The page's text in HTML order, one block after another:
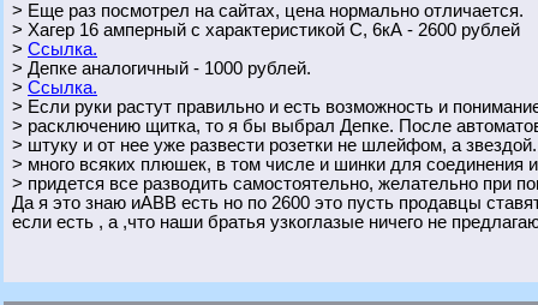
> Еще раз посмотрел на сайтах, цена нормально отличается.
> Хагер 16 амперный с характеристикой С, 6кА - 2600 рублей
> Ссылка.
> Депке аналогичный - 1000 рублей.
> Ссылка.
> Если руки растут правильно и есть возможность и
> расключению щитка, то я бы выбрал Депке. После
> штуку и от нее уже развести розетки не шлейфом, а
> много всяких плюшек, в том числе и шинки для соединения
> придется все разводить самостоятельно, желательно при
Да я это знаю иABB есть но по 2600 это пусть продавцы
если есть , а ,что наши братья узкоглазые ничего не